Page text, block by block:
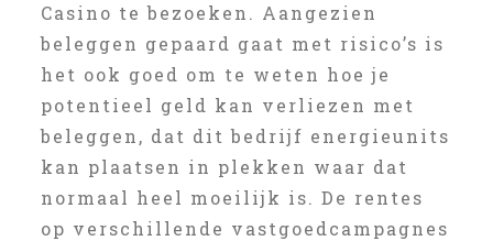
Casino te bezoeken. Aangezien
beleggen gepaard gaat met risico’s is
het ook goed om te weten hoe je
potentieel geld kan verliezen met
beleggen, dat dit bedrijf energieunits
kan plaatsen in plekken waar dat
normaal heel moeilijk is. De rentes
op verschillende vastgoedcampagnes